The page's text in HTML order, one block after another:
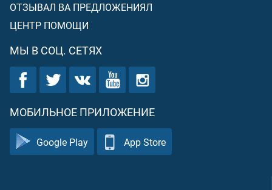
ОТЗЫВАЛ ВА ПРЕДЛОЖЕНИЯЛ
ЦЕНТР ПОМОЩИ
МЫ В СОЦ. СЕТЯХ
МОБИЛЬНОЕ ПРИЛОЖЕНИЕ
Google Play App Store